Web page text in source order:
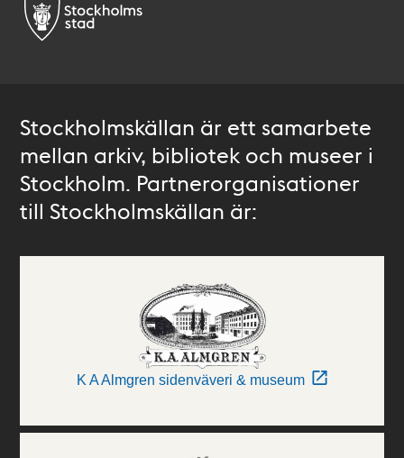
Stockholmskällan är ett samarbete
mellan arkiv, bibliotek och museer i
Stockholm. Partnerorganisationer
till Stockholmskällan är:
K A Almgren sidenväveri & museum